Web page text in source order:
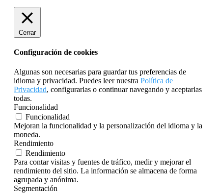
Cerrar
Configuración de cookies
Algunas son necesarias para guardar tus preferencias de
idioma y privacidad. Puedes leer nuestra Política de
Privacidad, configurarlas o continuar navegando y aceptarlas
todas.
Funcionalidad
Funcionalidad
Mejoran la funcionalidad y la personalización del idioma y la
moneda.
Rendimiento
Rendimiento
Para contar visitas y fuentes de tráfico, medir y mejorar el
rendimiento del sitio. La información se almacena de forma
agrupada y anónima.
Segmentación